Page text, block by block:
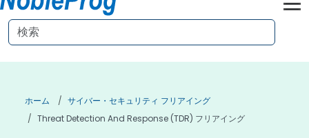
ホーム
サイバー・セキュリティ フリアイング
Threat Detection And Response (TDR) フリアイング